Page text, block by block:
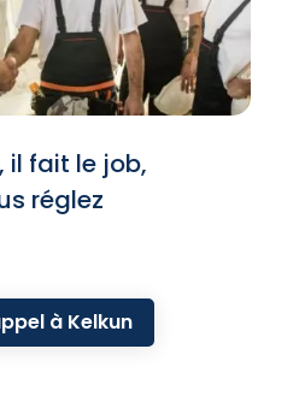
il fait le job,
réglez
à Kelkun